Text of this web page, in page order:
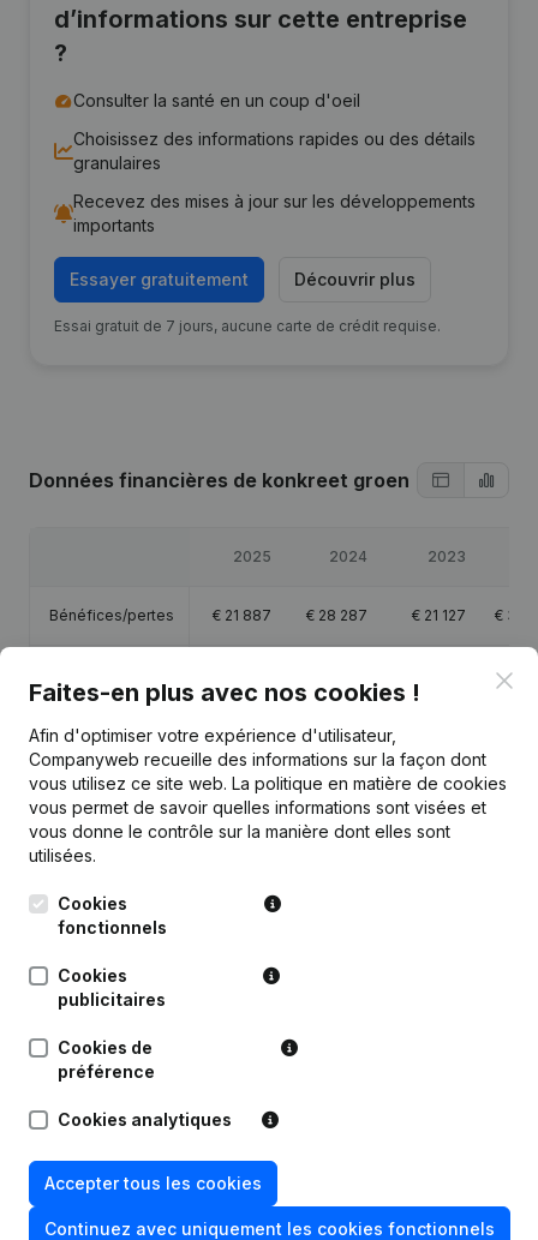
d’informations sur cette entreprise
?
Consulter la santé en un coup d'oeil
Choisissez des informations rapides ou des détails
granulaires
Recevez des mises à jour sur les développements
importants
Essayer gratuitement Découvrir plus
Essai gratuit de 7 jours, aucune carte de crédit requise.
Données financières de konkreet groen
2025 2024 2023
Bénéfices/pertes € 21 887 € 28 287 € 21 127 € 34
€87
Marge brute €33 878 €42 324
Modification Forme Juridique - But -
26-09-2018 Appellation
Rubrique Constitution (Nouvelle
Personne Morale, Ouverture
Succursale, etc...) (NL)
Faites-en plus avec nos cookies !
Afin d'optimiser votre expérience d'utilisateur,
Companyweb recueille des informations sur la façon dont
vous utilisez ce site web. La politique en matière de cookies
vous permet de savoir quelles informations sont visées et
vous donne le contrôle sur la manière dont elles sont
utilisées.
Cookies
fonctionnels
Cookies
publicitaires
Cookies de
préférence
Cookies analytiques
Accepter tous les cookies
Continuez avec uniquement les cookies fonctionnels